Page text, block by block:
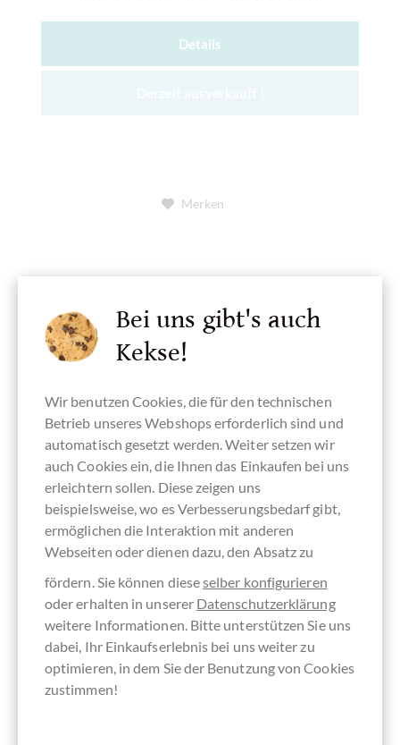
Details
Merken
Was ist Palmöl?
Palmöl oder auch Palmfett genannt wird, wird aus der
Südostasien angebaut. In Indonesien und Malaysia wird
das meiste. Palmöl ist weltweit das am meisten
produzierte Pflanzenöl.
Warum wird Palmöl überhaupt
verwendet?
die streichfähig sein und cremiger schmecken sollen. Das
können also zum Beispiel Schokocremes sein oder
Schokoladen die einen zarten Schmelz erhalten sollen,
wenn die Qualität des eingesetzten Kakaos nicht so gut
ist. In Schokolade wird zudem Palmöl für Füllungen und
Bei uns gibt's auch
Kekse!
Wir benutzen Cookies, die für den technischen
Betrieb unseres Webshops erforderlich sind und
automatisch gesetzt werden. Weiter setzen wir
auch Cookies ein, die Ihnen das Einkaufen bei uns
erleichtern sollen. Diese zeigen uns
beispielsweise, wo es Verbesserungsbedarf gibt,
ermöglichen die Interaktion mit anderen
Webseiten oder dienen dazu, den Absatz zu
fördern. Sie können dieseselber konfigurieren
oder erhalten in unserer Datenschutzerklärung
weitere Informationen. Bitte unterstützen Sie uns
dabei, Ihr Einkaufserlebnis bei uns weiter zu
optimieren, in dem Sie der Benutzung von Cookies
zustimmen!